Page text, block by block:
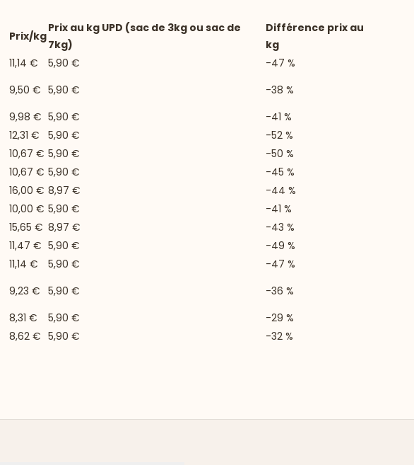
Prix/kg
Prix au kg UPD (sac de 3kg ou sac de
7kg)
Différence prix au
kg
11,14 € 5,90 €
-47 %
9,50 € 5,90 €
-38 %
9,98 € 5,90 €
-41 %
12,31 € 5,90 €
-52 %
10,67 € 5,90 €
-50 %
10,67 € 5,90 €
-45 %
16,00 € 8,97 €
-44 %
10,00 € 5,90 €
-41 %
15,65 € 8,97 €
-43 %
11,47 € 5,90 €
-49 %
11,14 € 5,90 €
-47 %
9,23 € 5,90 €
-36 %
8,31 € 5,90 €
-29 %
8,62 € 5,90 € -32 %